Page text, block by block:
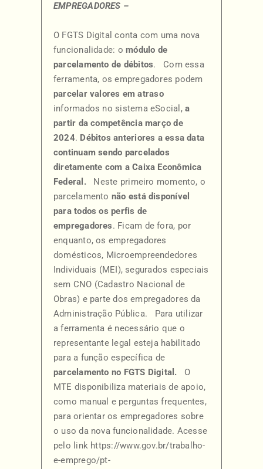
EMPREGADORES –
O FGTS Digital conta com uma nova
funcionalidade: omódulo de
parcelamento de débitos. Com essa
ferramenta, os empregadores podem
parcelar valores em atraso
informados no sistema eSocial, a
partir da competência março de
2024. Débitos anteriores a essa data
continuam sendo parcelados
diretamente com a Caixa Econômica
Federal.Neste primeiro momento, o
parcelamento não está disponível
para todos os perfis de
empregadores. Ficam de fora, por
enquanto, os empregadores
domésticos, Microempreendedores
Individuais (MEI), segurados especiais
sem CNO (Cadastro Nacional de
Obras) e parte dos empregadores da
Administração Pública. Para utilizar
a ferramenta é necessário que o
representante legal esteja habilitado
para a função específica de
parcelamento no FGTS Digital. O
MTE disponibiliza materiais de apoio,
como manual e perguntas frequentes,
para orientar os empregadores sobre
o uso da nova funcionalidade. Acesse
pelo link https://www.gov.br/trabalho-
e-emprego/pt-